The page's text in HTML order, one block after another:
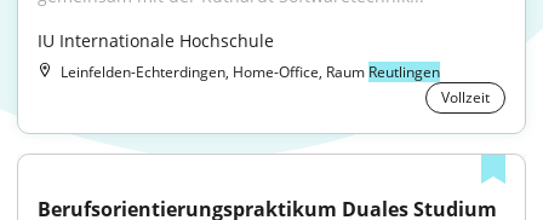
IU Internationale Hochschule
Leinfelden-Echterdingen, Home-Office, Raum Reutlingen
Vollzeit